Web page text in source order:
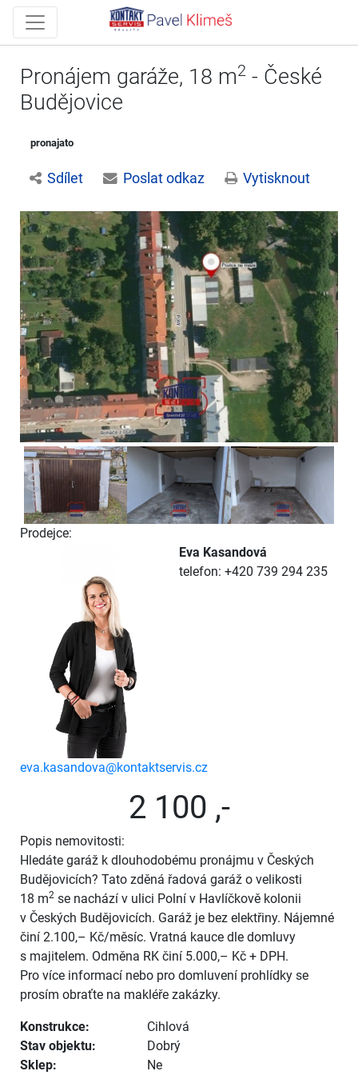
Pronájem garáže, 18 m2 - České
Budějovice
pronajato
Sdílet Poslat odkaz Vytisknout
Prodejce:
Eva Kasandová
telefon: +420 739 294 235
eva.kasandova@kontaktservis.cz
2 100 ,-
Popis nemovitosti:
Hledáte garáž k dlouhodobému pronájmu v Českých
Budějovicích? Tato zděná řadová garáž o velikosti
18 m2 se nachází v ulici Polní v Havlíčkově kolonii
v Českých Budějovicích. Garáž je bez elektřiny. Nájemné
činí 2.100,– Kč/měsíc. Vratná kauce dle domluvy
s majitelem. Odměna RK činí 5.000,– Kč + DPH.
Pro více informací nebo pro domluvení prohlídky se
prosím obraťte na makléře zakázky.
Konstrukce:
Cihlová
Stav objektu:
Dobrý
Sklep:
Ne